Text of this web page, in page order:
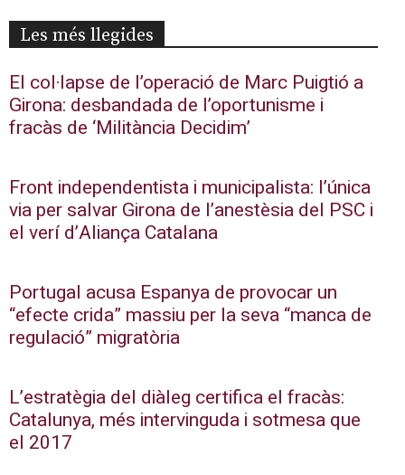
Les més llegides
El col·lapse de l’operació de Marc Puigtió a
Girona: desbandada de l’oportunisme i
fracàs de ‘Militància Decidim’
Front independentista i municipalista: l’única
via per salvar Girona de l’anestèsia del PSC i
el verí d’Aliança Catalana
Portugal acusa Espanya de provocar un
“efecte crida” massiu per la seva “manca de
regulació” migratòria
L’estratègia del diàleg certifica el fracàs:
Catalunya, més intervinguda i sotmesa que
el 2017